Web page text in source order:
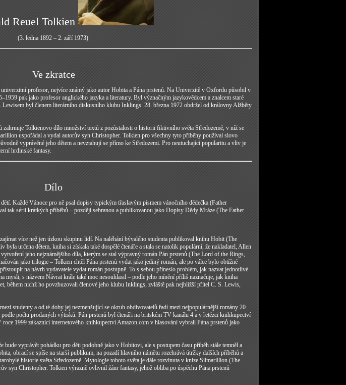
Reuel Tolkien
(3. ledna 1892 – 2. září 1973)
Ve zkratce
profesor, nejvíce známý jako autor Hobita a Pána prstenů. Na Univerzitě v Oxfordu působil v
pak jako profesor anglického jazyka a literatury. Byl význačným jazykovědcem a znalcem staré
byl členem literárního diskusního klubu Inklings. 28. března 1972 obdržel od královny Alžběty
zahrnuje Tolkienovo dílo množství textů z pozůstalosti o historii fiktivního světa Středozemě, v níž se
uspořádal a vydal autorův syn Christopher. Tolkien pro všechny tyto příběhy používal slovo
vyprávěné jeho dětem a nevztahují se přímo ke Středozemi. Pro neutuchající popularitu a vliv je
hrdinské fantasy.
Dílo
Každé Vánoce pro ně psal dopisy typickým třaslavým písmem vánočního dědečka (Father
tak sérii krátkých příběhů – později sebranou a publikovanou jako Dopisy Dědy Mráze (The Father
více než jen úzkou skupinu lidí. Na naléhání bývalého studenta publikoval knihu Hobit (The
určena dětem, kniha si získala také dospělé čtenáře a stala se natolik populární, že nakladatel, Allen
jeho nejznámějšího díla, kterým se stal výpravný román Pán prstenů (The Lord of the Rings,
jako trilogie – Tolkien chtěl Pána prstenů vydat jako jediný román, ale po válce bylo obtížné
na návrh vydavatele vydat román postupně. To s sebou přineslo problém, jak nazvat jednotlivé
mysli, s názvem Návrat krále také moc nesouhlasil – podle jeho mínění příliš naznačuje, jak kniha
během nichž ho povzbuzovali členové jeho klubu Inklings, zvláště pak nejbližší přítel C. S. Lewis,
studenty a od té doby jej nezmenšující se okruh obdivovatelů řadí mezi nejpopulárnější romány 20.
počtu prodaných výtisků. Pán prstenů byl čtenáři na britském TV kanálu 4 a v řetězci knihkupectví
1999 zákazníci internetového knihkupectví Amazon.com v hlasování vybrali Pána prstenů jako
bude vyprávět pohádku pro děti podobně jako v Hobitovi, ale s postupem času příběh stále temněl a
obrací se spíše na starší publikum, na pozadí hlavního námětu rozehrává útržky dalších příběhů a
historie světa Středozemě. Mytologie tohoto světa je dále rozvinuta v knize Silmarillion (The
syn Christopher. Tolkien výrazně ovlivnil žánr fantasy, jehož obliba po úspěchu Pána prstenů